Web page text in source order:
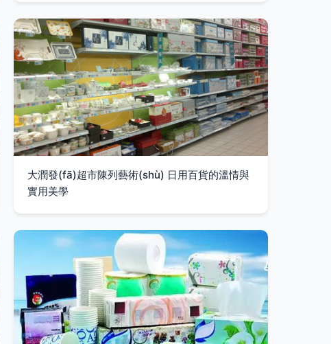
大潤發(fā)超市陳列藝術(shù) 日用百貨的溫情與
實用美學